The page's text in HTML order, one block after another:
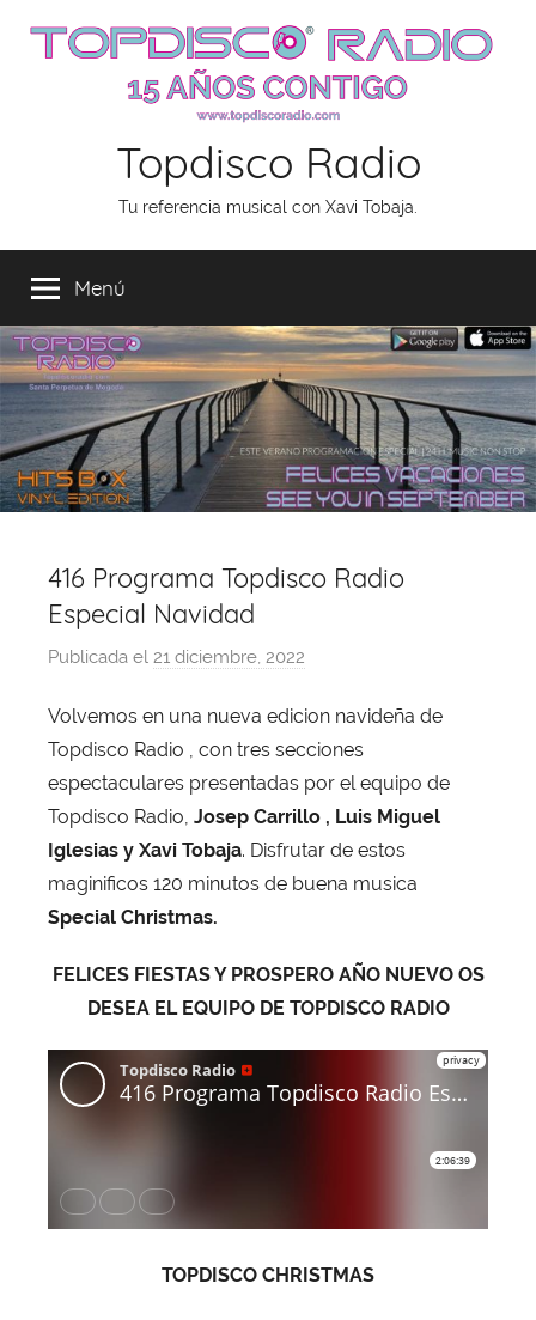
Topdisco Radio
Tu referencia musical con Xavi Tobaja.
Menú
416 Programa Topdisco Radio
Especial Navidad
Publicada el 21 diciembre, 2022
r
X
a
v
i
T
a
j
Volvemos en una nueva edicion navideña de
Topdisco Radio , con tres secciones
espectaculares presentadas por el equipo de
Topdisco Radio, Josep Carrillo , Luis Miguel
Iglesias y Xavi Tobaja. Disfrutar de estos
maginificos 120 minutos de buena musica
Special Christmas.
FELICES FIESTAS Y PROSPERO AÑO NUEVO OS
DESEA EL EQUIPO DE TOPDISCO RADIO
TOPDISCO CHRISTMAS